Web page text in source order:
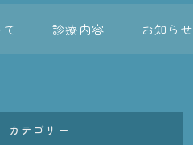
診療内容 お知らせ
カテゴリー